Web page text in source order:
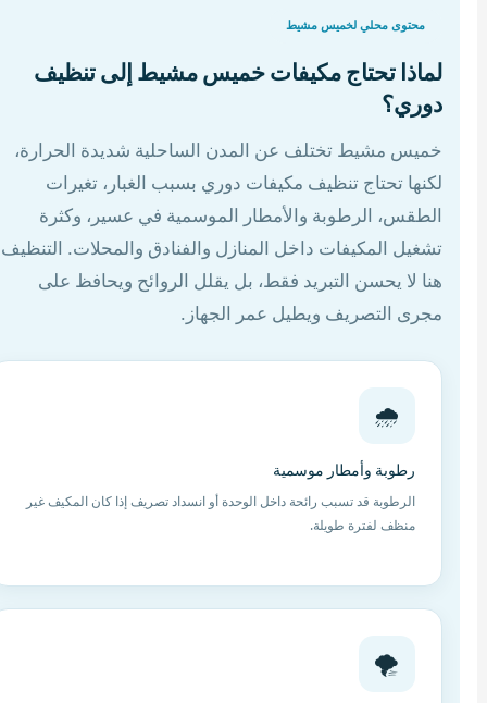
محتوى محلي لخميس مشيط
لماذا تحتاج مكيفات خميس مشيط إلى تنظيف
دوري؟
خميس مشيط تختلف عن المدن الساحلية شديدة الحرارة،
لكنها تحتاج تنظيف مكيفات دوري بسبب الغبار، تغيرات
الطقس، الرطوبة والأمطار الموسمية في عسير، وكثرة
تشغيل المكيفات داخل المنازل والفنادق والمحلات. التنظيف
هنا لا يحسن التبريد فقط، بل يقلل الروائح ويحافظ على
مجرى التصريف ويطيل عمر الجهاز.
🌧️
رطوبة وأمطار موسمية
الرطوبة قد تسبب رائحة داخل الوحدة أو انسداد تصريف إذا كان المكيف غير
منظف لفترة طويلة.
🌪️